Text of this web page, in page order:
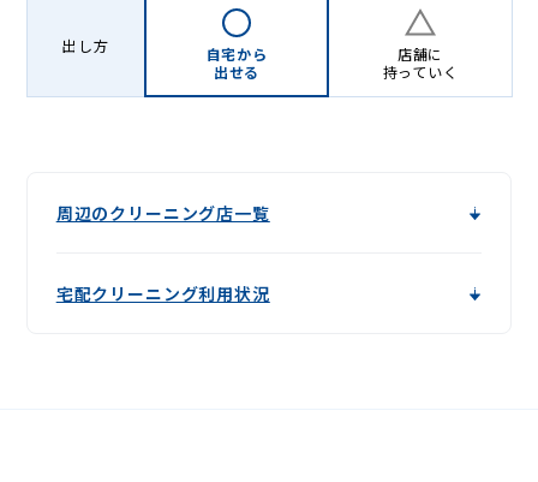
出し方
自宅から
出せる
店舗に
持っていく
周辺のクリーニング店一覧
宅配クリーニング利用状況